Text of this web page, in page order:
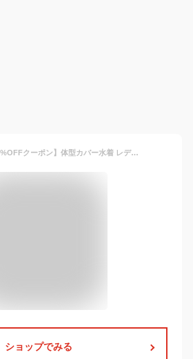
【30日限定全品13%OFFクーポン】体型カバー水着 レディース ハイネック 水着 ビキニ ママ水着 2点セット 20代 30代 40代 50代 ミセス オトナ女子 ショートパンツ フレア 小胸 バスト 盛れる セクシー バックシャン 無地 レース バッククロスデザイン
ショップでみる